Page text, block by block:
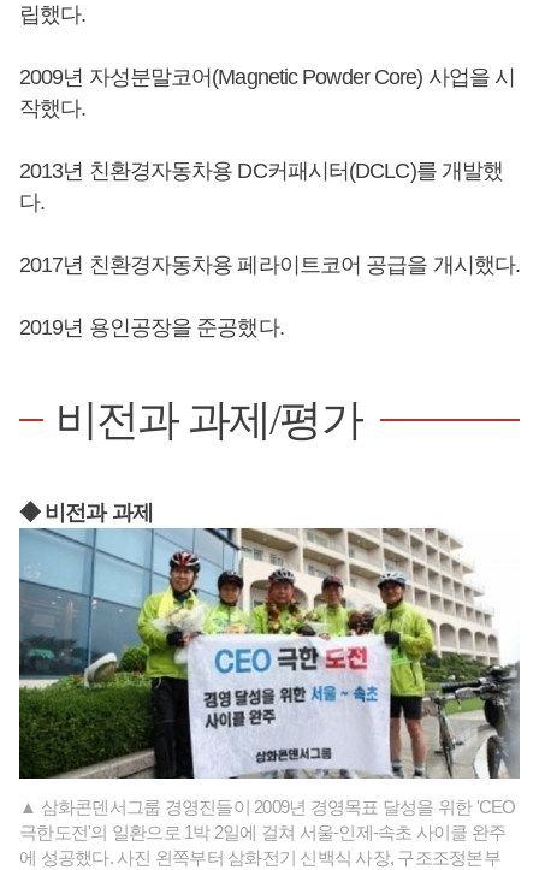
립했다.
2009년 자성분말코어(Magnetic Powder Core) 사업을 시
작했다.
2013년 친환경자동차용 DC커패시터(DCLC)를 개발했
다.
2017년 친환경자동차용 페라이트코어 공급을 개시했다.
2019년 용인공장을 준공했다.
비전과 과제/평가
◆ 비전과 과제
▲ 삼화콘덴서그룹 경영진들이 2009년 경영목표 달성을 위한 'CEO
극한도전'의 일환으로 1박 2일에 걸쳐 서울-인제-속초 사이클 완주
에 성공했다. 사진 왼쪽부터 삼화전기 신백식 사장, 구조조정본부